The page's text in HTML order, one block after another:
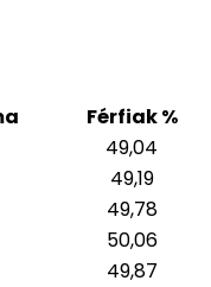
Férfiak %
49,04
49,19
49,78
50,06
49,87